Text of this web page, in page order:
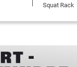
Squat Rack